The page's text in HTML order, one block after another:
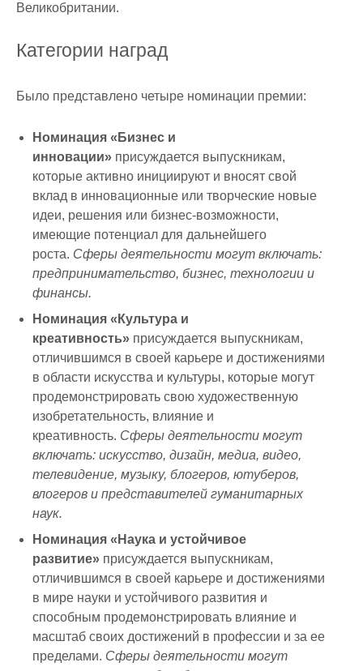
Великобритании.
Категории наград
Было представлено четыре номинации премии:
Номинация «Бизнес и
инновации» присуждается выпускникам,
которые активно инициируют и вносят свой
вклад в инновационные или творческие новые
идеи, решения или бизнес-возможности,
имеющие потенциал для дальнейшего
роста. Сферы деятельности могут включать:
предпринимательство, бизнес, технологии и
финансы.
Номинация «Культура и
креативность» присуждается выпускникам,
отличившимся в своей карьере и достижениями
в области искусства и культуры, которые могут
продемонстрировать свою художественную
изобретательность, влияние и
креативность. Сферы деятельности могут
включать: искусство, дизайн, медиа, видео,
телевидение, музыку, блогеров, ютуберов,
влогеров и представителей гуманитарных
наук.
Номинация «Наука и устойчивое
развитие» присуждается выпускникам,
отличившимся в своей карьере и достижениями
в мире науки и устойчивого развития и
способным продемонстрировать влияние и
масштаб своих достижений в профессии и за ее
пределами. Сферы деятельности могут